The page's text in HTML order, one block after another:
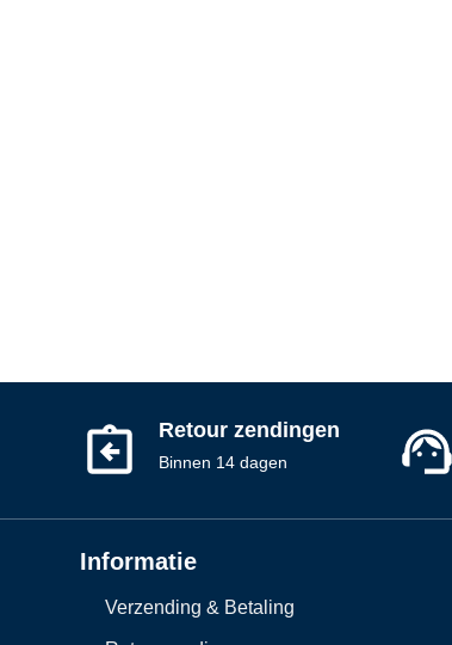
Retour zendingen
Binnen 14 dagen
Informatie
Verzending & Betaling